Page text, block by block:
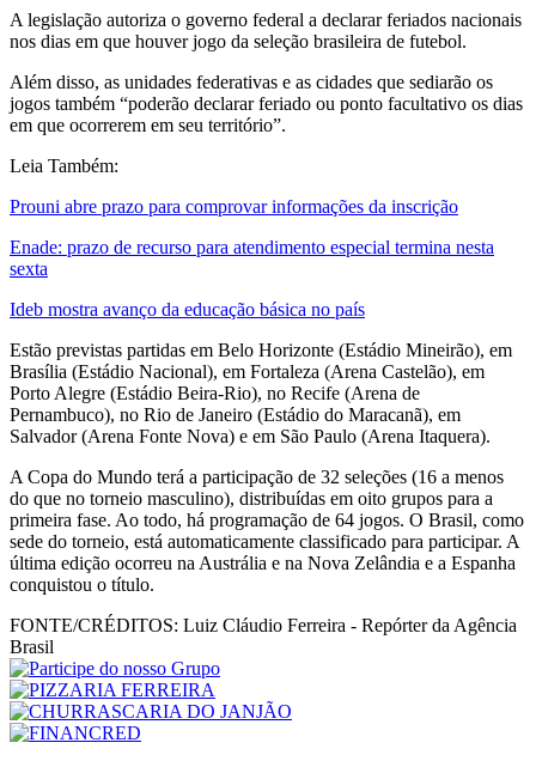
A legislação autoriza o governo federal a declarar feriados nacionais
nos dias em que houver jogo da seleção brasileira de futebol.
Além disso, as unidades federativas e as cidades que sediarão os
jogos também “poderão declarar feriado ou ponto facultativo os dias
em que ocorrerem em seu território”.
Leia Também:
Prouni abre prazo para comprovar informações da inscrição
Enade: prazo de recurso para atendimento especial termina nesta
sexta
Ideb mostra avanço da educação básica no país
Estão previstas partidas em Belo Horizonte (Estádio Mineirão), em
Brasília (Estádio Nacional), em Fortaleza (Arena Castelão), em
Porto Alegre (Estádio Beira-Rio), no Recife (Arena de
Pernambuco), no Rio de Janeiro (Estádio do Maracanã), em
Salvador (Arena Fonte Nova) e em São Paulo (Arena Itaquera).
A Copa do Mundo terá a participação de 32 seleções (16 a menos
do que no torneio masculino), distribuídas em oito grupos para a
primeira fase. Ao todo, há programação de 64 jogos. O Brasil, como
sede do torneio, está automaticamente classificado para participar. A
última edição ocorreu na Austrália e na Nova Zelândia e a Espanha
conquistou o título.
FONTE/CRÉDITOS: Luiz Cláudio Ferreira - Repórter da Agência
Brasil